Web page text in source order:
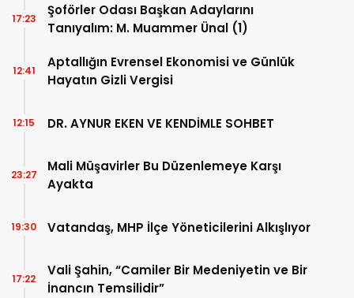
Şoförler Odası Başkan Adaylarını
Tanıyalım: M. Muammer Ünal (1)
17:23
Aptallığın Evrensel Ekonomisi ve Günlük
Hayatın Gizli Vergisi
12:41
DR. AYNUR EKEN VE KENDİMLE SOHBET
12:15
Mali Müşavirler Bu Düzenlemeye Karşı
Ayakta
23:27
Vatandaş, MHP İlçe Yöneticilerini Alkışlıyor
19:30
Vali Şahin, “Camiler Bir Medeniyetin ve Bir
İnancın Temsilidir”
17:22